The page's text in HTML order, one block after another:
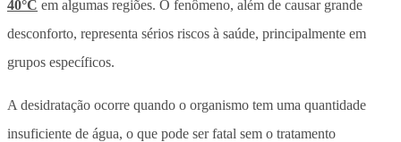
40°C em algumas regiões. O fenômeno, além de causar grande
desconforto, representa sérios riscos à saúde, principalmente em
grupos específicos.
A desidratação ocorre quando o organismo tem uma quantidade
insuficiente de água, o que pode ser fatal sem o tratamento